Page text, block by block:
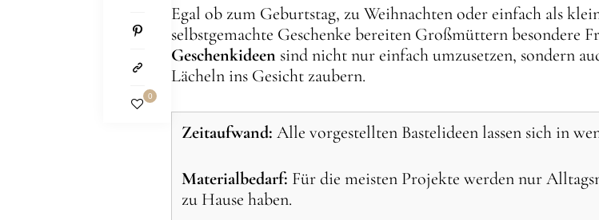
0
Egal ob zum Geburtstag, zu Weihnachten oder einfach als
selbstgemachte Geschenke bereiten Großmüttern besondere
Geschenkideen sind nicht nur einfach umzusetzen, sondern
Lächeln ins Gesicht zaubern.
Zeitaufwand: Alle vorgestellten Bastelideen lassen sich in
Materialbedarf: Für die meisten Projekte werden nur
zu Hause haben.